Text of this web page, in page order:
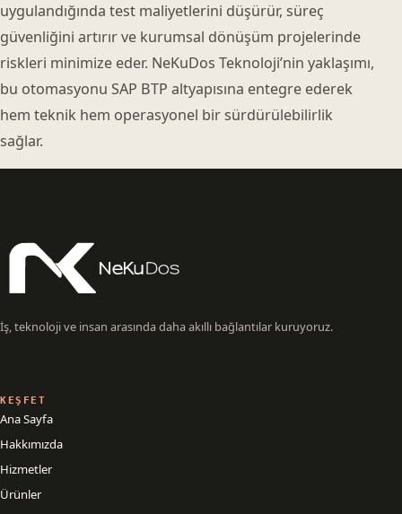
uygulandığında test maliyetlerini düşürür, süreç
güvenliğini artırır ve kurumsal dönüşüm projelerinde
riskleri minimize eder. NeKuDos Teknoloji’nin yaklaşımı,
bu otomasyonu SAP BTP altyapısına entegre ederek
hem teknik hem operasyonel bir sürdürülebilirlik
sağlar.
İş, teknoloji ve insan arasında daha akıllı bağlantılar kuruyoruz.
KEŞFET
Ana Sayfa
Hakkımızda
Hizmetler
Ürünler